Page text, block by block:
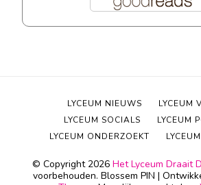
© Copyright 2026 Het Lyceum Draait
voorbehouden. Blossem PIN |
LYCEUM NIEUWS
LYCEUM
LYCEUM SOCIALS
LYCEUM
LYCEUM ONDERZOEKT